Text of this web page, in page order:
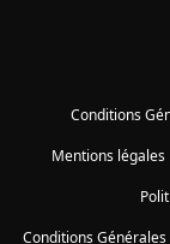
Conditions
Mentions légales
Conditions